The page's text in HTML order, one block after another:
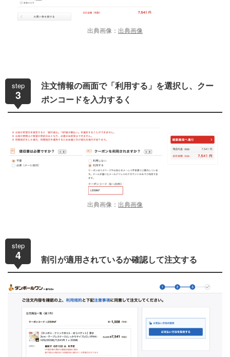
出典画像： 出典画像
step
3
注文情報の画面で「利用する」を選択し、クー
ポンコードを入力するく
出典画像： 出典画像
step
4 割引が適用されているか確認して注文する